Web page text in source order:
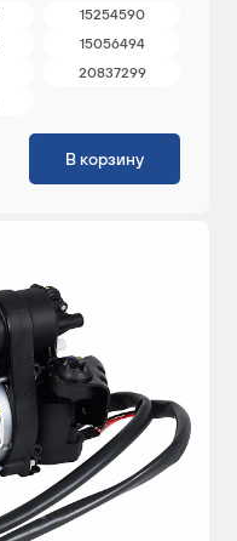
15254590
15056494
20837299
В корзину